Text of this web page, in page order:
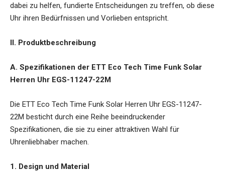
dabei zu helfen, fundierte Entscheidungen zu treffen, ob diese
Uhr ihren Bedürfnissen und Vorlieben entspricht.
II. Produktbeschreibung
A. Spezifikationen der ETT Eco Tech Time Funk Solar
Herren Uhr EGS-11247-22M
Die ETT Eco Tech Time Funk Solar Herren Uhr EGS-11247-
22M besticht durch eine Reihe beeindruckender
Spezifikationen, die sie zu einer attraktiven Wahl für
Uhrenliebhaber machen.
1. Design und Material